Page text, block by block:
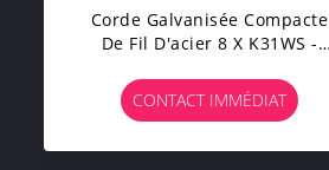
Corde Galvanisée Compacte
De Fil D'acier 8 X K31WS -
Tour
CONTACT IMMÉDIAT